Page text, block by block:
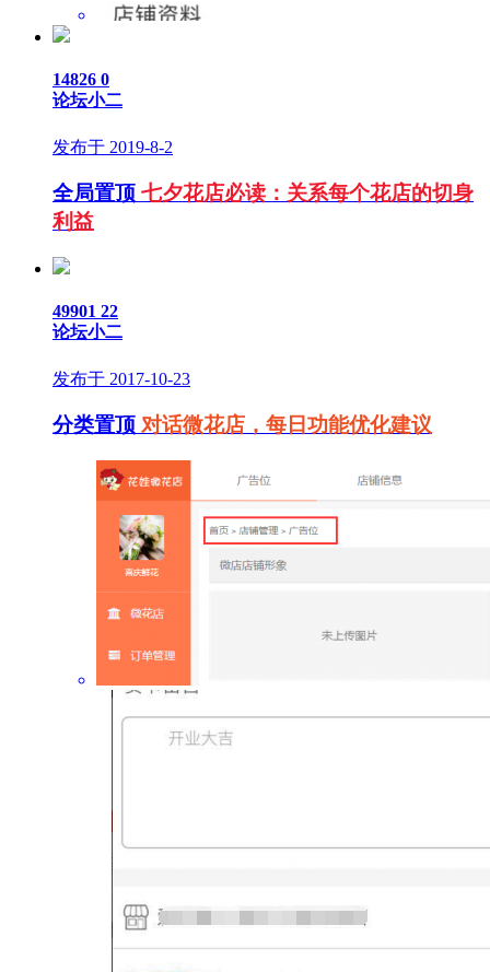
14826 0
论坛小二
发布于 2019-8-2
全局置顶 七夕花店必读：关系每个花店的切身
利益
49901 22
论坛小二
发布于 2017-10-23
分类置顶 对话微花店，每日功能优化建议